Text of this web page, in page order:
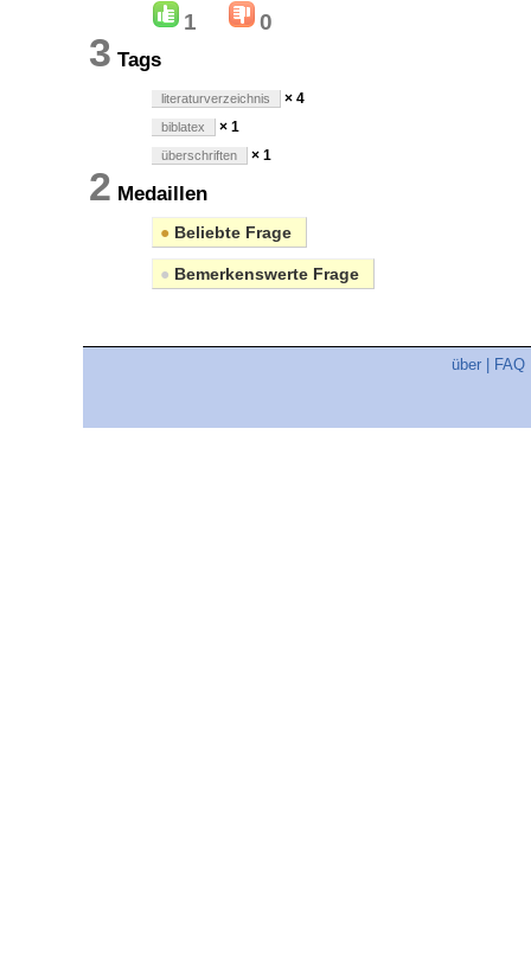
1 0
3 Tags
literaturverzeichnis × 4
biblatex × 1
überschriften × 1
2 Medaillen
● Beliebte Frage
● Bemerkenswerte Frage
über FAQ